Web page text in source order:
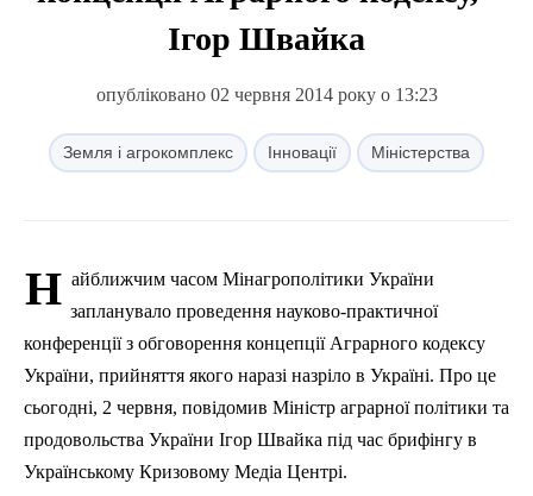
Ігор Швайка
опубліковано 02 червня 2014 року о 13:23
Земля і агрокомплекс Інновації Міністерства
Н айближчим часом Мінагрополітики України
запланувало проведення науково-практичної
конференції з обговорення концепції Аграрного кодексу
України, прийняття якого наразі назріло в Україні. Про це
сьогодні, 2 червня, повідомив Міністр аграрної політики та
продовольства України Ігор Швайка під час брифінгу в
Українському Кризовому Медіа Центрі.